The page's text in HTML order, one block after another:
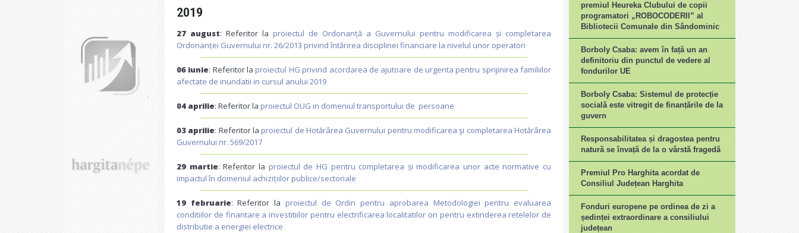
2019
27 august: Referitor la proiectul de Ordonanță a Guvernului pentru modificarea și completarea
Ordonanței Guvernului nr. 26/2013 privind întărirea disciplinei financiare la nivelul unor operatori
06 iunie: Referitor la proiectul HG privind acordarea de ajutoare de urgenta pentru sprijinirea familiilor
afectate de inundatii in cursul anului 2019
04 aprilie: Referitor la proiectul OUG in domeniul transportului de persoane
03 aprilie: Referitor la proiectul de Hotărârea Guvernului pentru modificarea şi completarea Hotărârea
Guvernului nr. 569/2017
29 martie: Referitor la proiectul de HG pentru completarea și modificarea unor acte normative cu
impactul în domeniul achizițiilor publice/sectoriale
19 februarie: Referitor la proiectul de Ordin pentru aprobarea Metodologiei pentru evaluarea
conditiilor de finantare a investitiilor pentru electrificarea localitatilor ori pentru extinderea retelelor de
distributie a energiei electrice
premiul Heureka Clubului de copii
programatori „ROBOCODERII” al
Bibliotecii Comunale din Sândominic
Borboly Csaba: avem în față un an
definitoriu din punctul de vedere al
fondurilor UE
Borboly Csaba: Sistemul de protecție
socială este vitregit de finanțările de la
guvern
Responsabilitatea și dragostea pentru
natură se învață de la o vârstă fragedă
Premiul Pro Harghita acordat de
Consiliul Județean Harghita
Fonduri europene pe ordinea de zi a
ședinței extraordinare a consiliului
județean